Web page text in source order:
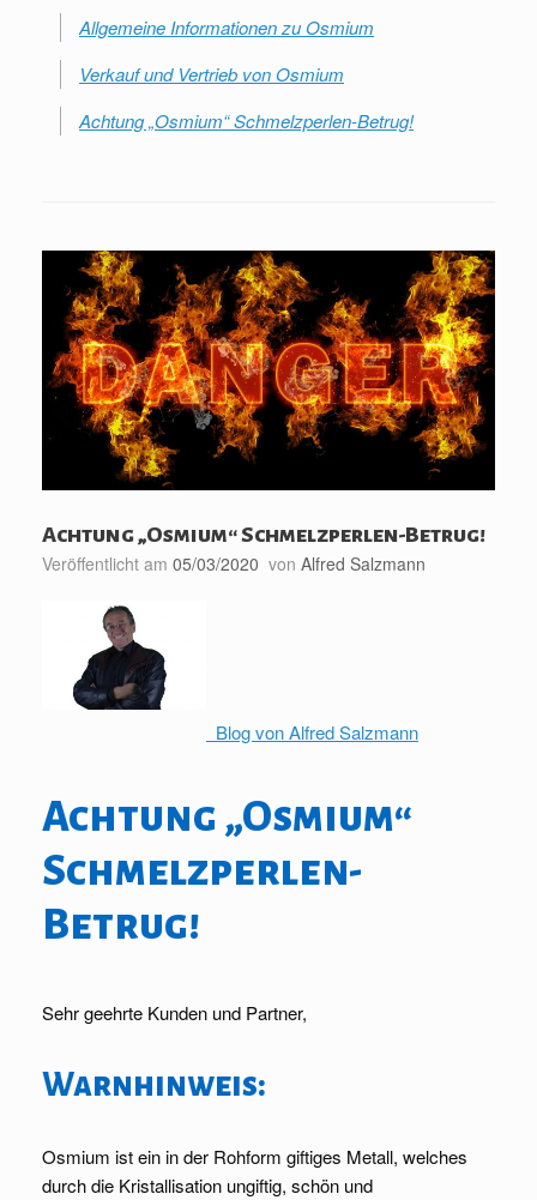
Allgemeine Informationen zu Osmium
Verkauf und Vertrieb von Osmium
Achtung „Osmium“ Schmelzperlen-Betrug!
Achtung „Osmium“ Schmelzperlen-Betrug!
Veröffentlicht am 05/03/2020 von Alfred Salzmann
Blog von Alfred Salzmann
Achtung „Osmium“
Schmelzperlen-
Betrug!
Sehr geehrte Kunden und Partner,
Warnhinweis:
Osmium ist ein in der Rohform giftiges Metall, welches
durch die Kristallisation ungiftig, schön und